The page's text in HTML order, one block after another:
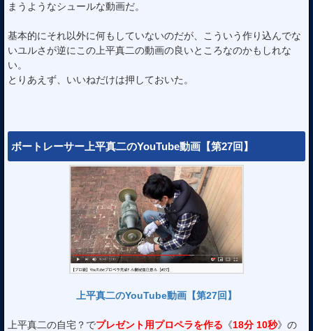
まうようなシュールな動画だ。
基本的にそれ以外に何もしていないのだが、こういう作り込んでな
いユルさが逆にこの上平真二の動画の良いところなのかもしれな
い。
とりあえず、いいねだけは押しておいた。
ボートレーサー上平真二のYouTube動画【第27回】
上平真二のYouTube動画【第27回】
上平真二の自宅？でプレゼント用プロペラを作る 《18分 10秒》の